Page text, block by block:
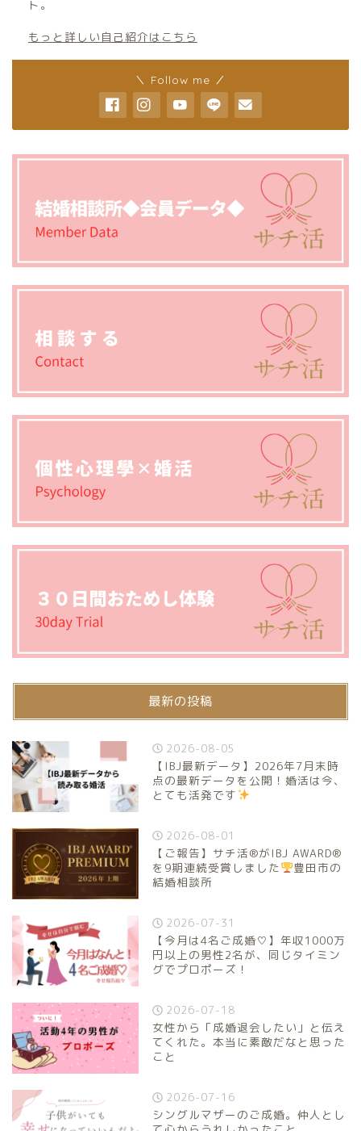
ト。
もっと詳しい自己紹介はこちら
＼ Follow me ／
最新の投稿
2026-08-05
【IBJ最新データ】2026年7月末時
点の最新データを公開！婚活は今、
とても活発です
2026-08-01
【ご報告】サチ活®がIBJ AWARD®
を9期連続受賞しました
豊田市の
結婚相談所
2026-07-31
【今月は4名ご成婚♡】年収1000万
円以上の男性2名が、同じタイミン
グでプロポーズ！
2026-07-18
女性から「成婚退会したい」と伝え
てくれた。本当に素敵だなと思った
こと
2026-07-16
シングルマザーのご成婚。仲人とし